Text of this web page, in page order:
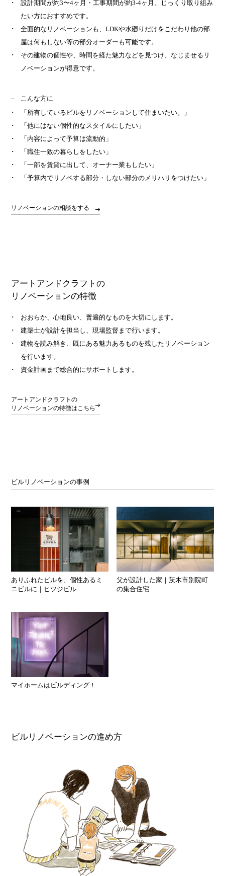
設計期間が約3〜4ヶ月・工事期間が約3-4ヶ月。じっくり取り組み
たい方におすすめです。
全面的なリノベーションも、LDKや水廻りだけをこだわり他の部
屋は何もしない等の部分オーダーも可能です。
その建物の個性や、時間を経た魅力などを見つけ、なじませるリ
ノベーションが得意です。
こんな方に
「所有しているビルをリノベーションして住まいたい。」
「他にはない個性的なスタイルにしたい」
「内容によって予算は流動的」
「職住一致の暮らしをしたい」
「一部を賃貸に出して、オーナー業もしたい」
「予算内でリノベする部分・しない部分のメリハリをつけたい」
リノベーションの相談をする
アートアンドクラフトの
リノベーションの特徴
おおらか、心地良い、普遍的なものを大切にします。
建築士が設計を担当し、現場監督まで行います。
建物を読み解き、既にある魅力あるものを残したリノベーション
を行います。
資金計画まで総合的にサポートします。
アートアンドクラフトの
リノベーションの特徴はこちら
ビルリノベーションの事例
ありふれたビルを、個性あるミ
ニビルに｜ヒツジビル
父が設計した家｜茨木市別院町
の集合住宅
マイホームはビルディング！
ビルリノベーションの進め方